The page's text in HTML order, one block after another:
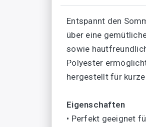
Entspannt den
über eine
sowie
Polyester
hergestellt für
Eigenschaften
• Perfekt geeignet